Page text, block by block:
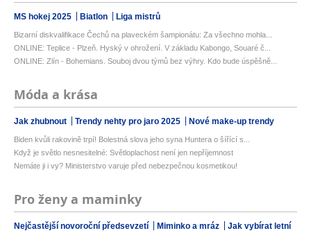
MS hokej 2025 Biatlon Liga mistrů
Bizarní diskvalifikace Čechů na plaveckém šampionátu: Za všechno mohla...
ONLINE: Teplice - Plzeň. Hyský v ohrožení. V základu Kabongo, Souaré č...
ONLINE: Zlín - Bohemians. Souboj dvou týmů bez výhry. Kdo bude úspěšně...
Móda a krása
Jak zhubnout Trendy nehty pro jaro 2025 Nové make-up trendy
Biden kvůli rakovině trpí! Bolestná slova jeho syna Huntera o šířící s...
Když je světlo nesnesitelné: Světloplachost není jen nepříjemnost
Nemáte ji i vy? Ministerstvo varuje před nebezpečnou kosmetikou!
Pro ženy a maminky
Nejčastější novoroční předsevzetí Miminko a mráz
Jak vybírat letní